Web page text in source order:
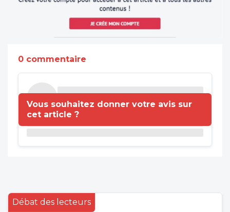
0 commentaire
Vous souhaitez donner votre avis sur
cet article ?
Débat des lecteurs